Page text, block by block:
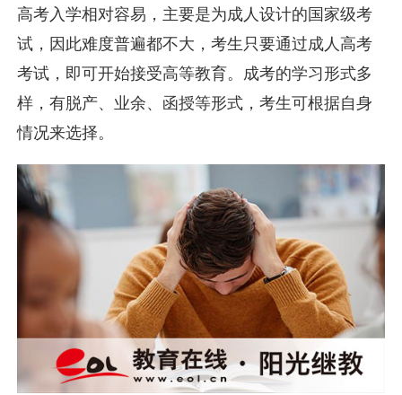
高考入学相对容易，主要是为成人设计的国家级考
试，因此难度普遍都不大，考生只要通过成人高考
考试，即可开始接受高等教育。成考的学习形式多
样，有脱产、业余、函授等形式，考生可根据自身
情况来选择。